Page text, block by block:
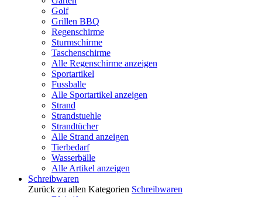
Golf
Grillen BBQ
Regenschirme
Sturmschirme
Taschenschirme
Alle Regenschirme anzeigen
Sportartikel
Fussballe
Alle Sportartikel anzeigen
Strand
Strandstuehle
Strandtücher
Alle Strand anzeigen
Tierbedarf
Wasserbälle
Alle Artikel anzeigen
Schreibwaren
Zurück zu allen Kategorien Schreibwaren